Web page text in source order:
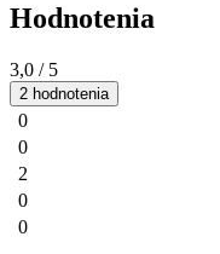
Hodnotenia
3,0 / 5
2 hodnotenia
0
0
2
0
0